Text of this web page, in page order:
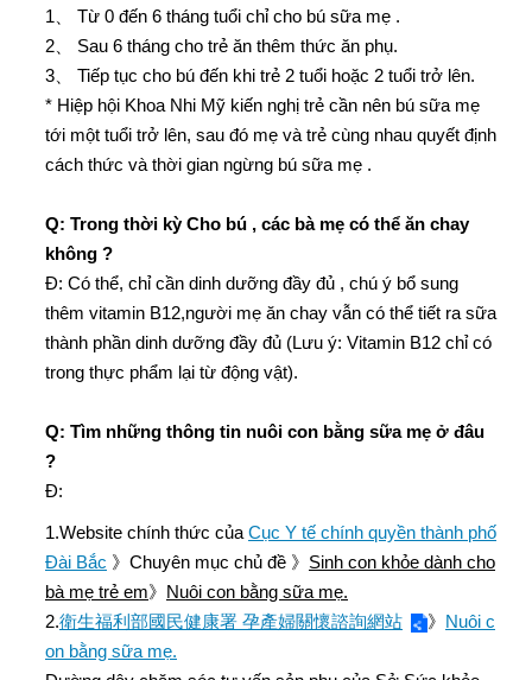
1、 Từ 0 đến 6 tháng tuổi chỉ cho bú sữa mẹ .
2、 Sau 6 tháng cho trẻ ăn thêm thức ăn phụ.
3、 Tiếp tục cho bú đến khi trẻ 2 tuổi hoặc 2 tuổi trở lên.
* Hiệp hội Khoa Nhi Mỹ kiến nghị trẻ cần nên bú sữa mẹ
tới một tuổi trở lên, sau đó mẹ và trẻ cùng nhau quyết định
cách thức và thời gian ngừng bú sữa mẹ .
Q: Trong thời kỳ Cho bú , các bà mẹ có thể ăn chay
không ?
Đ: Có thể, chỉ cần dinh dưỡng đầy đủ , chú ý bổ sung
thêm vitamin B12,người mẹ ăn chay vẫn có thể tiết ra sữa
thành phần dinh dưỡng đầy đủ (Lưu ý: Vitamin B12 chỉ có
trong thực phẩm lại từ động vật).
Q: Tìm những thông tin nuôi con bằng sữa mẹ ở đâu
?
Đ:
1.Website chính thức của Cục Y tế chính quyền thành phố
Đài Bắc 》Chuyên mục chủ đề 》 Sinh con khỏe dành cho
bà mẹ trẻ em》 Nuôi con bằng sữa mẹ.
2.衛生福利部國民健康署 孕產婦關懷諮詢網站 》 Nuôi c
on bằng sữa mẹ.